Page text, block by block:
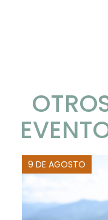
9 DE AGOSTO